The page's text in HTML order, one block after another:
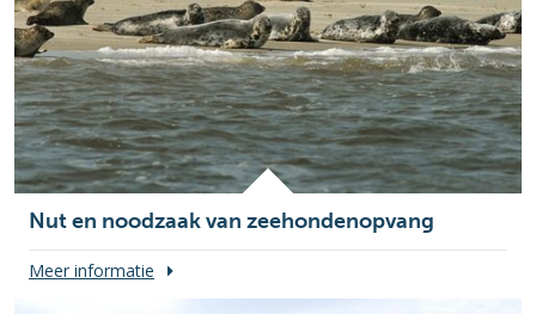
Nut en noodzaak van zeehondenopvang
Meer informatie